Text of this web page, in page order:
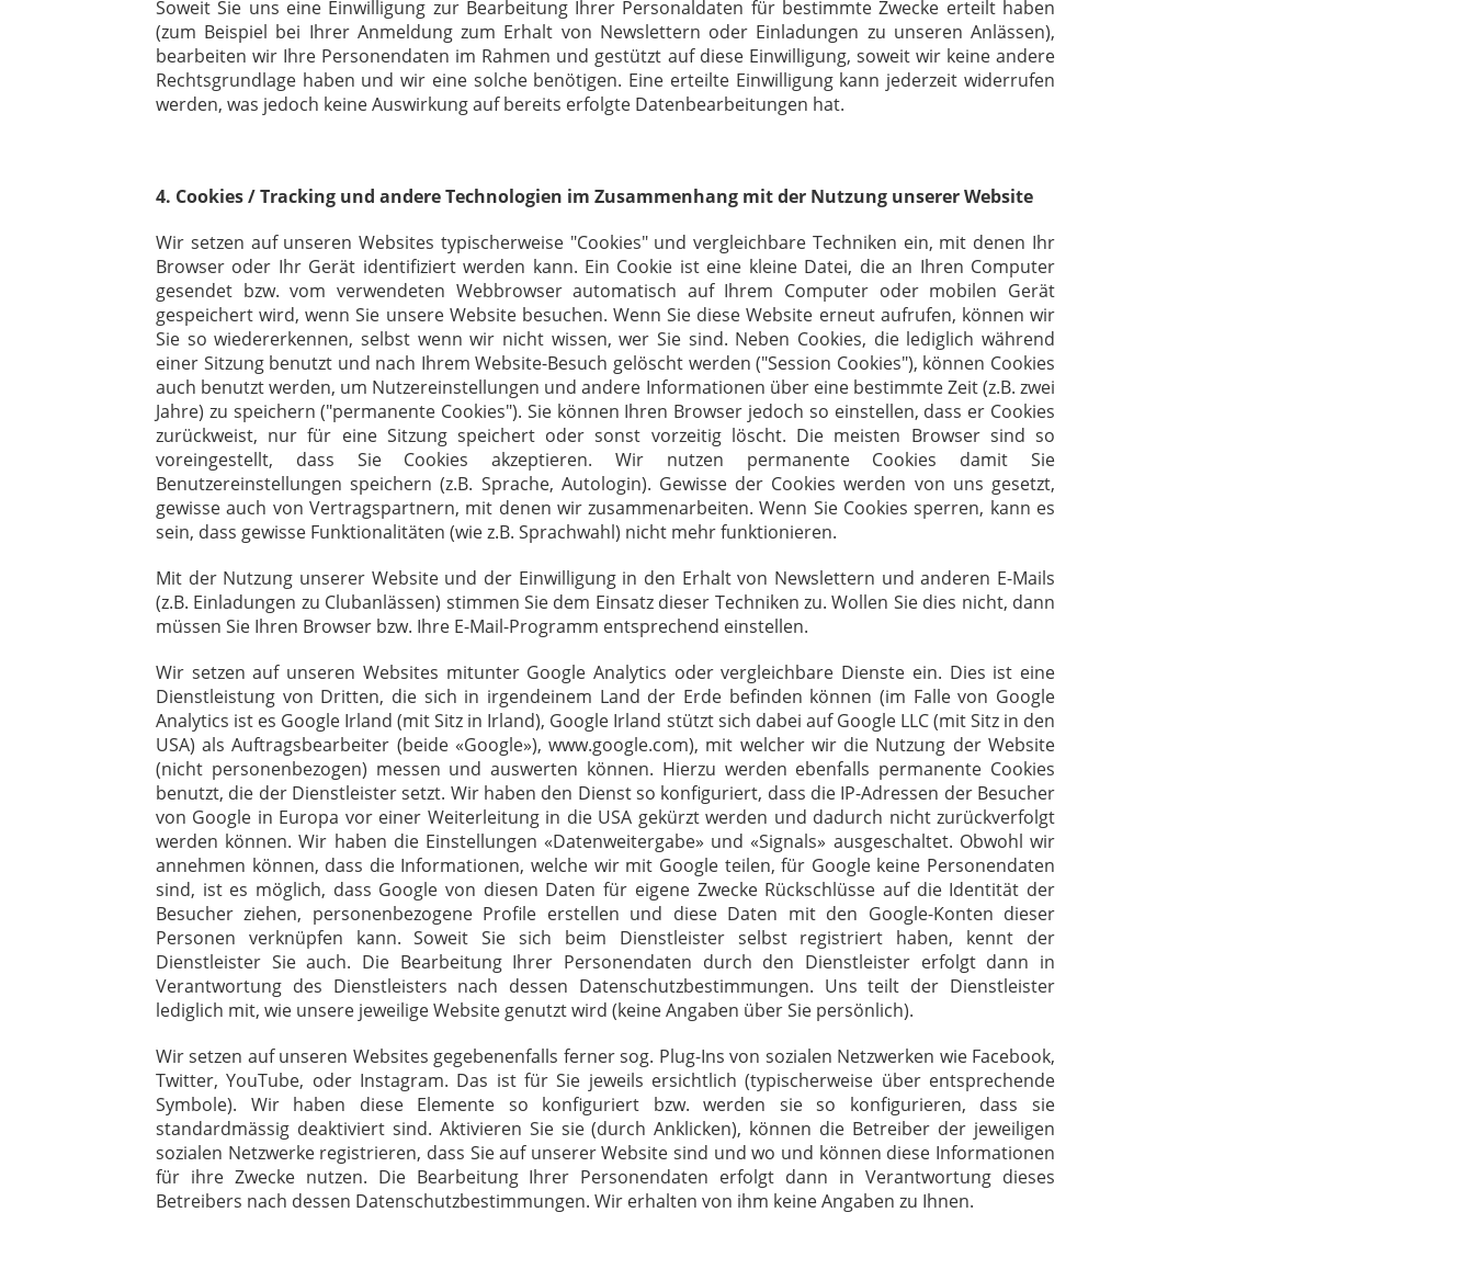
Soweit Sie uns eine Einwilligung zur Bearbeitung Ihrer Personaldaten für bestimmte Zwecke erteilt haben
(zum Beispiel bei Ihrer Anmeldung zum Erhalt von Newslettern oder Einladungen zu unseren Anlässen),
bearbeiten wir Ihre Personendaten im Rahmen und gestützt auf diese Einwilligung, soweit wir keine andere
Rechtsgrundlage haben und wir eine solche benötigen. Eine erteilte Einwilligung kann jederzeit widerrufen
werden, was jedoch keine Auswirkung auf bereits erfolgte Datenbearbeitungen hat.
4. Cookies / Tracking und andere Technologien im Zusammenhang mit der Nutzung unserer Website
Wir setzen auf unseren Websites typischerweise "Cookies" und vergleichbare Techniken ein, mit denen Ihr
Browser oder Ihr Gerät identifiziert werden kann. Ein Cookie ist eine kleine Datei, die an Ihren Computer
gesendet bzw. vom verwendeten Webbrowser automatisch auf Ihrem Computer oder mobilen Gerät
gespeichert wird, wenn Sie unsere Website besuchen. Wenn Sie diese Website erneut aufrufen, können wir
Sie so wiedererkennen, selbst wenn wir nicht wissen, wer Sie sind. Neben Cookies, die lediglich während
einer Sitzung benutzt und nach Ihrem Website-Besuch gelöscht werden ("Session Cookies"), können Cookies
auch benutzt werden, um Nutzereinstellungen und andere Informationen über eine bestimmte Zeit (z.B. zwei
Jahre) zu speichern ("permanente Cookies"). Sie können Ihren Browser jedoch so einstellen, dass er Cookies
zurückweist, nur für eine Sitzung speichert oder sonst vorzeitig löscht. Die meisten Browser sind so
voreingestellt, dass Sie Cookies akzeptieren. Wir nutzen permanente Cookies damit Sie
Benutzereinstellungen speichern (z.B. Sprache, Autologin). Gewisse der Cookies werden von uns gesetzt,
gewisse auch von Vertragspartnern, mit denen wir zusammenarbeiten. Wenn Sie Cookies sperren, kann es
sein, dass gewisse Funktionalitäten (wie z.B. Sprachwahl) nicht mehr funktionieren.
Mit der Nutzung unserer Website und der Einwilligung in den Erhalt von Newslettern und anderen E-Mails
(z.B. Einladungen zu Clubanlässen) stimmen Sie dem Einsatz dieser Techniken zu. Wollen Sie dies nicht, dann
müssen Sie Ihren Browser bzw. Ihre E-Mail-Programm entsprechend einstellen.
Wir setzen auf unseren Websites mitunter Google Analytics oder vergleichbare Dienste ein. Dies ist eine
Dienstleistung von Dritten, die sich in irgendeinem Land der Erde befinden können (im Falle von Google
Analytics ist es Google Irland (mit Sitz in Irland), Google Irland stützt sich dabei auf Google LLC (mit Sitz in den
USA) als Auftragsbearbeiter (beide «Google»), www.google.com), mit welcher wir die Nutzung der Website
(nicht personenbezogen) messen und auswerten können. Hierzu werden ebenfalls permanente Cookies
benutzt, die der Dienstleister setzt. Wir haben den Dienst so konfiguriert, dass die IP-Adressen der Besucher
von Google in Europa vor einer Weiterleitung in die USA gekürzt werden und dadurch nicht zurückverfolgt
werden können. Wir haben die Einstellungen «Datenweitergabe» und «Signals» ausgeschaltet. Obwohl wir
annehmen können, dass die Informationen, welche wir mit Google teilen, für Google keine Personendaten
sind, ist es möglich, dass Google von diesen Daten für eigene Zwecke Rückschlüsse auf die Identität der
Besucher ziehen, personenbezogene Profile erstellen und diese Daten mit den Google-Konten dieser
Personen verknüpfen kann. Soweit Sie sich beim Dienstleister selbst registriert haben, kennt der
Dienstleister Sie auch. Die Bearbeitung Ihrer Personendaten durch den Dienstleister erfolgt dann in
Verantwortung des Dienstleisters nach dessen Datenschutzbestimmungen. Uns teilt der Dienstleister
lediglich mit, wie unsere jeweilige Website genutzt wird (keine Angaben über Sie persönlich).
Wir setzen auf unseren Websites gegebenenfalls ferner sog. Plug-Ins von sozialen Netzwerken wie Facebook,
Twitter, YouTube, oder Instagram. Das ist für Sie jeweils ersichtlich (typischerweise über entsprechende
Symbole). Wir haben diese Elemente so konfiguriert bzw. werden sie so konfigurieren, dass sie
standardmässig deaktiviert sind. Aktivieren Sie sie (durch Anklicken), können die Betreiber der jeweiligen
sozialen Netzwerke registrieren, dass Sie auf unserer Website sind und wo und können diese Informationen
für ihre Zwecke nutzen. Die Bearbeitung Ihrer Personendaten erfolgt dann in Verantwortung dieses
Betreibers nach dessen Datenschutzbestimmungen. Wir erhalten von ihm keine Angaben zu Ihnen.